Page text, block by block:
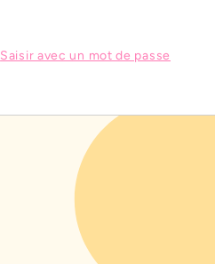
Saisir avec un mot de passe